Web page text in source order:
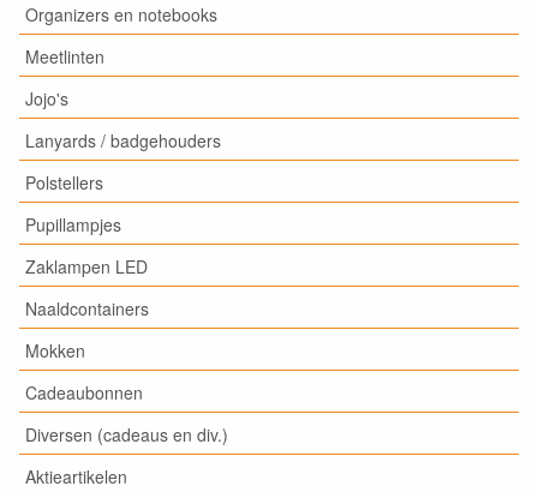
Organizers en notebooks
Meetlinten
Jojo's
Lanyards / badgehouders
Polstellers
Pupillampjes
Zaklampen LED
Naaldcontainers
Mokken
Cadeaubonnen
Diversen (cadeaus en div.)
Aktieartikelen